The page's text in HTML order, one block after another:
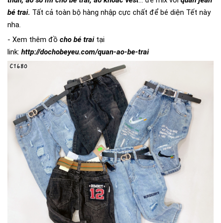
bé trai. Tất cả toàn bộ hàng nhập cực chất để bé diện Tết này
nha.
- Xem thêm đồ cho bé trai tại
link: http://dochobeyeu.com/quan-ao-be-trai